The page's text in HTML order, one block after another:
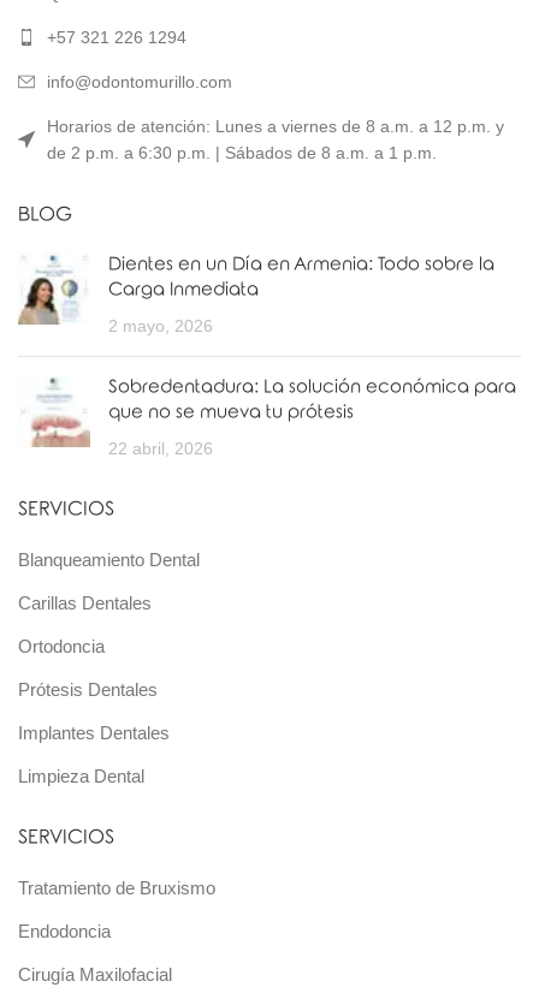
+57 321 226 1294
info@odontomurillo.com
Horarios de atención: Lunes a viernes de 8 a.m. a 12 p.m. y
de 2 p.m. a 6:30 p.m. | Sábados de 8 a.m. a 1 p.m.
BLOG
Dientes en un Día en Armenia: Todo sobre la
Carga Inmediata
2 mayo, 2026
Sobredentadura: La solución económica para
que no se mueva tu prótesis
22 abril, 2026
SERVICIOS
Blanqueamiento Dental
Carillas Dentales
Ortodoncia
Prótesis Dentales
Implantes Dentales
Limpieza Dental
SERVICIOS
Tratamiento de Bruxismo
Endodoncia
Cirugía Maxilofacial